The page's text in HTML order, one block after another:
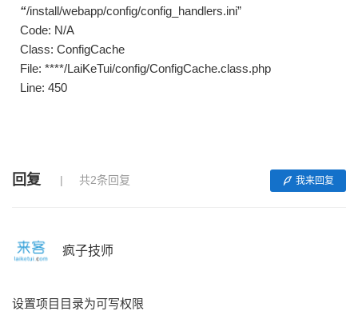
“/install/webapp/config/config_handlers.ini”
Code: N/A
Class: ConfigCache
File: ****/LaiKeTui/config/ConfigCache.class.php
Line: 450
回复 共2条回复 我来回复
疯子技师
设置项目目录为可写权限